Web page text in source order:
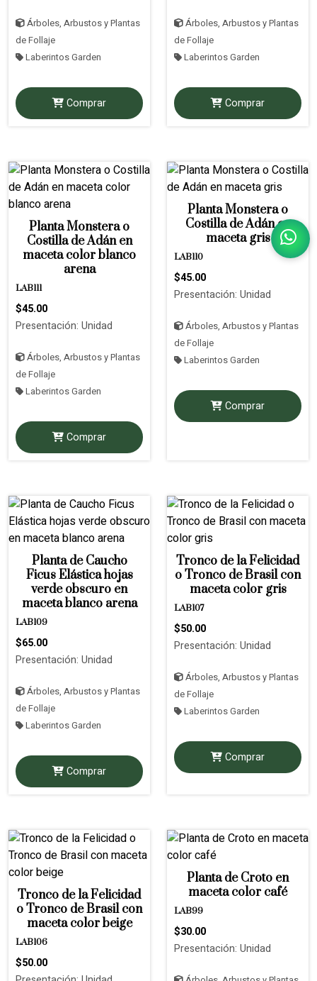
Árboles, Arbustos y Plantas
de Follaje
Laberintos Garden
Comprar
Árboles, Arbustos y Plantas
de Follaje
Laberintos Garden
Comprar
Planta Monstera o
Costilla de Adán en
maceta color blanco
arena
LAB111
$45.00
Presentación: Unidad
Árboles, Arbustos y Plantas
de Follaje
Laberintos Garden
Comprar
Planta Monstera o
Costilla de Adán en
maceta gris
LAB110
$45.00
Presentación: Unidad
Árboles, Arbustos y Plantas
de Follaje
Laberintos Garden
Comprar
Planta de Caucho
Ficus Elástica hojas
verde obscuro en
maceta blanco arena
LAB109
$65.00
Presentación: Unidad
Árboles, Arbustos y Plantas
de Follaje
Laberintos Garden
Comprar
Tronco de la Felicidad
o Tronco de Brasil con
maceta color gris
LAB107
$50.00
Presentación: Unidad
Árboles, Arbustos y Plantas
de Follaje
Laberintos Garden
Comprar
Tronco de la Felicidad
o Tronco de Brasil con
maceta color beige
LAB106
$50.00
Planta de Croto en
maceta color café
LAB99
$30.00
Presentación: Unidad